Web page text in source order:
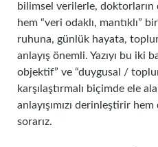
bilimsel verilerle, doktorların
hem “veri odaklı, mantıklı”
ruhuna, günlük hayata,
anlayış önemli. Yazıyı bu iki
objektif” ve “duygusal /
karşılaştırmalı biçimde ele
anlayışımızı derinleştirir
sorarız.